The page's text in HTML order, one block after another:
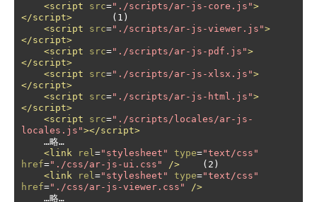
<script
src="./scripts/ar-js-core.js">
</script>
<script
src="./scripts/ar-js-viewer.js">
</script>
<script
src="./scripts/ar-js-pdf.js">
</script>
<script
src="./scripts/ar-js-xlsx.js">
</script>
<script
src="./scripts/ar-js-html.js">
</script>
<script
src="./scripts/locales/ar-js-
locales.js"></script>
<link
rel="stylesheet" type="text/css"
href="./css/ar-js-ui.css" />
<link
rel="stylesheet" type="text/css"
href="./css/ar-js-viewer.css"
/>